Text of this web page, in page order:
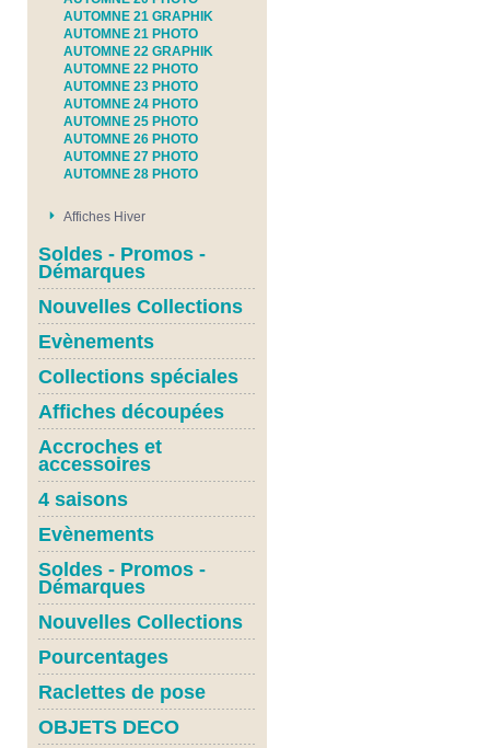
AUTOMNE 21 GRAPHIK
AUTOMNE 21 PHOTO
AUTOMNE 22 GRAPHIK
AUTOMNE 22 PHOTO
AUTOMNE 23 PHOTO
AUTOMNE 24 PHOTO
AUTOMNE 25 PHOTO
AUTOMNE 26 PHOTO
AUTOMNE 27 PHOTO
AUTOMNE 28 PHOTO
Affiches Hiver
Soldes - Promos -
Démarques
Nouvelles Collections
Evènements
Collections spéciales
Affiches découpées
Accroches et
accessoires
4 saisons
Evènements
Soldes - Promos -
Démarques
Nouvelles Collections
Pourcentages
Raclettes de pose
OBJETS DECO